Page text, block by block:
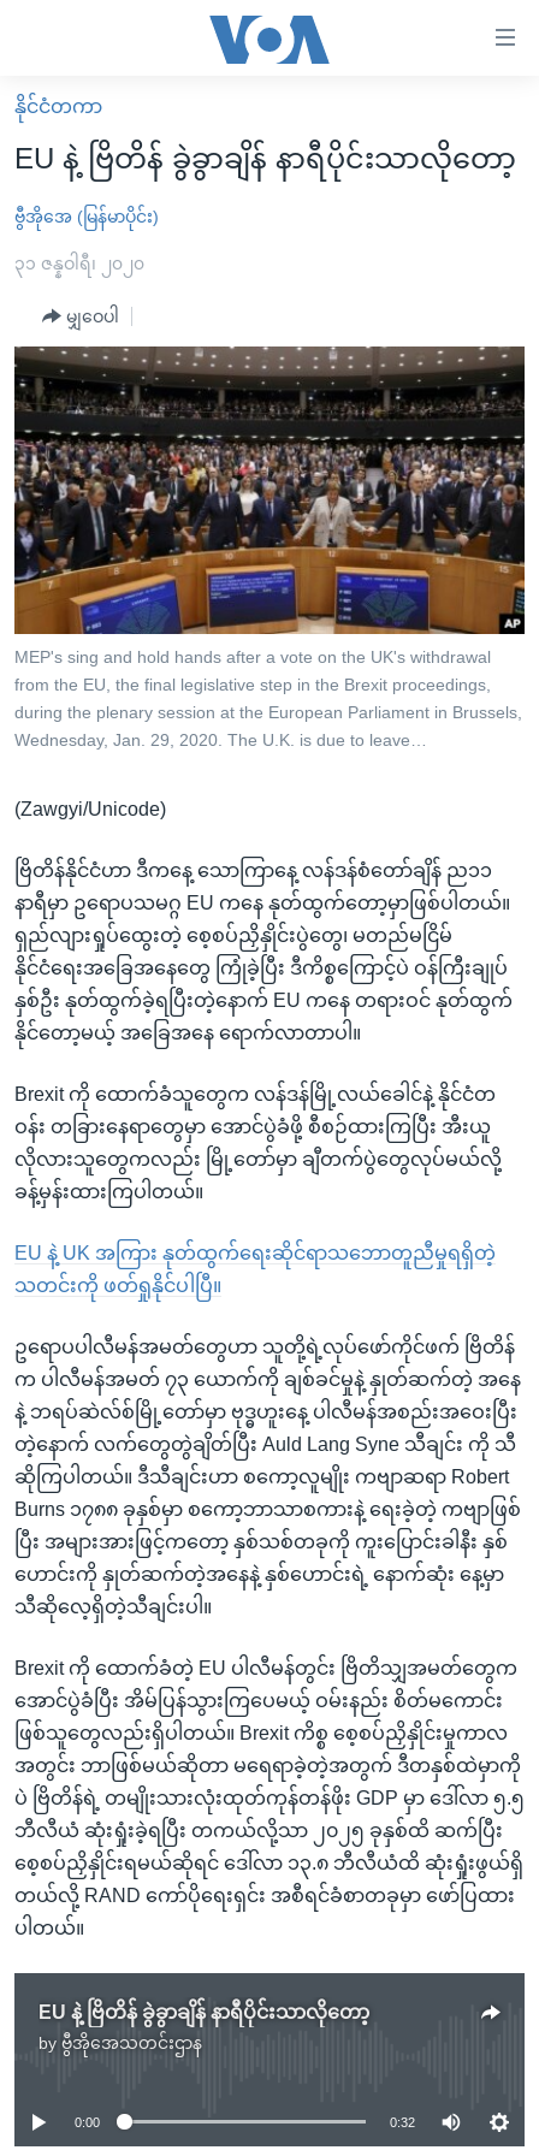
လွယ်ကူ
စေ
Link
များ
အကြောင်းအရာ
သို့
ကျော်
ကြည့်
ရန်
ပင်မ
ညွန်း
စာမျက်နှာ
ကျော်
ကြည့်
ရန်
ရန်
ကျော်
ရန်
မူလစာမျက်နှာ
မြန်မာ
ကမ္ဘာ့သတင်းများ
နိုင်ငံတကာ
တရုတ်
အစ္စရေး-ပါလက်စတိုင်း
ဗွီဒီယို
ရပ်ဝန်းတခု လမ်းတခု အလွန်
အင်္ဂလိပ်စာလေ့လာမယ်
အမေရိကန်သုံးအီဒီယံ
မကြေးမုံရဲ့ အင်္ဂလိပ်စာ
ရုပ်ရှင်ထဲက အင်္ဂလိပ်စာ
သုတပဒေသာ အင်္ဂလိပ်စာ
အပတ်စဉ်ကဏ္ဍများ
ရေဒီယို
တီဗွီ
ရေဒီယိုနှင့်ရုပ်သံ အချက်အလက်များ
ရေဒီယို/တီဗွီအစီအစဉ်
Learning English
နိုင်ငံတကာ
EU နဲ့ ဗြိတိန် ခွဲခွာချိန် နာရီပိုင်းသာလိုတော့
ဗွီအိုအေ (မြန်မာပိုင်း)
၃၁ ဇန္နဝါရီ၊ ၂၀၂၀
မျှဝေပါ
MEP's sing and hold hands after a vote on the UK's withdrawal
from the EU, the final legislative step in the Brexit proceedings,
during the plenary session at the European Parliament in Brussels,
Wednesday, Jan. 29, 2020. The U.K. is due to leave…
(Zawgyi/Unicode)
ဗြိတိန်နိုင်ငံဟာ ဒီကနေ့ သောကြာနေ့ လန်ဒန်စံတော်ချိန် ည၁၁
နာရီမှာ ဥရောပသမဂ္ဂ EU ကနေ နုတ်ထွက်တော့မှာဖြစ်ပါတယ်။
ရှည်လျားရှုပ်ထွေးတဲ့ စေ့စပ်ညှိနှိုင်းပွဲတွေ၊ မတည်မငြိမ်
နိုင်ငံရေးအခြေအနေတွေ ကြုံခဲ့ပြီး ဒီကိစ္စကြောင့်ပဲ ဝန်ကြီးချုပ်
နှစ်ဦး နုတ်ထွက်ခဲ့ရပြီးတဲ့နောက် EU ကနေ တရားဝင် နုတ်ထွက်
နိုင်တော့မယ့် အခြေအနေ ရောက်လာတာပါ။
Brexit ကို ထောက်ခံသူတွေက လန်ဒန်မြို့လယ်ခေါင်နဲ့ နိုင်ငံတ
ဝန်း တခြားနေရာတွေမှာ အောင်ပွဲခံဖို့ စီစဉ်ထားကြပြီး အီးယူ
လိုလားသူတွေကလည်း မြို့တော်မှာ ချီတက်ပွဲတွေလုပ်မယ်လို့
ခန့်မှန်းထားကြပါတယ်။
EU နဲ့ UK အကြား နုတ်ထွက်ရေးဆိုင်ရာသဘောတူညီမှုရရှိတဲ့
သတင်းကို ဖတ်ရှုနိုင်ပါပြီ။
ဥရောပပါလီမန်အမတ်တွေဟာ သူတို့ရဲ့လုပ်ဖော်ကိုင်ဖက် ဗြိတိန်
က ပါလီမန်အမတ် ၇၃ ယောက်ကို ချစ်ခင်မှုနဲ့ နှုတ်ဆက်တဲ့ အနေ
နဲ့ ဘရပ်ဆဲလ်စ်မြို့တော်မှာ ဗုဒ္ဓဟူးနေ့ ပါလီမန်အစည်းအဝေးပြီး
တဲ့နောက် လက်တွေတွဲချိတ်ပြီး Auld Lang Syne သီချင်း ကို သီ
ဆိုကြပါတယ်။ ဒီသီချင်းဟာ စကော့လူမျိုး ကဗျာဆရာ Robert
Burns ၁၇၈၈ ခုနှစ်မှာ စကော့ဘာသာစကားနဲ့ ရေးခဲ့တဲ့ ကဗျာဖြစ်
ပြီး အများအားဖြင့်ကတော့ နှစ်သစ်တခုကို ကူးပြောင်းခါနီး နှစ်
ဟောင်းကို နှုတ်ဆက်တဲ့အနေနဲ့ နှစ်ဟောင်းရဲ့ နောက်ဆုံး နေ့မှာ
သီဆိုလေ့ရှိတဲ့သီချင်းပါ။
Brexit ကို ထောက်ခံတဲ့ EU ပါလီမန်တွင်း ဗြိတိသျှအမတ်တွေက
အောင်ပွဲခံပြီး အိမ်ပြန်သွားကြပေမယ့် ဝမ်းနည်း စိတ်မကောင်း
ဖြစ်သူတွေလည်းရှိပါတယ်။ Brexit ကိစ္စ စေ့စပ်ညှိနှိုင်းမှုကာလ
အတွင်း ဘာဖြစ်မယ်ဆိုတာ မရေရာခဲ့တဲ့အတွက် ဒီတနှစ်ထဲမှာကို
ပဲ ဗြိတိန်ရဲ့ တမျိုးသားလုံးထုတ်ကုန်တန်ဖိုး GDP မှာ ဒေါ်လာ ၅.၅
ဘီလီယံ ဆုံးရှုံးခဲ့ရပြီး တကယ်လို့သာ ၂၀၂၅ ခုနှစ်ထိ ဆက်ပြီး
စေ့စပ်ညှိနှိုင်းရမယ်ဆိုရင် ဒေါ်လာ ၁၃.၈ ဘီလီယံထိ ဆုံးရှုံးဖွယ်ရှိ
တယ်လို့ RAND ကော်ပိုရေးရှင်း အစီရင်ခံစာတခုမှာ ဖော်ပြထား
ပါတယ်။
EU နဲ့ ဗြိတိန် ခွဲခွာချိန် နာရီပိုင်းသာလိုတော့
by ဗွီအိုအေသတင်းဌာန
No media source currently available
0:00 0:32